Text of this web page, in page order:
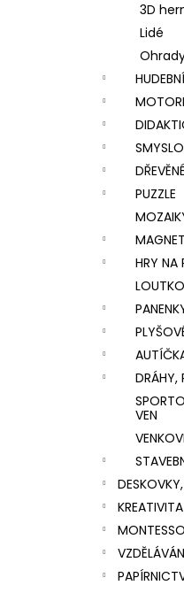
3D
Lidé
PUZZLE
HRY NA
DRÁHY,
VEN
KREATIVITA